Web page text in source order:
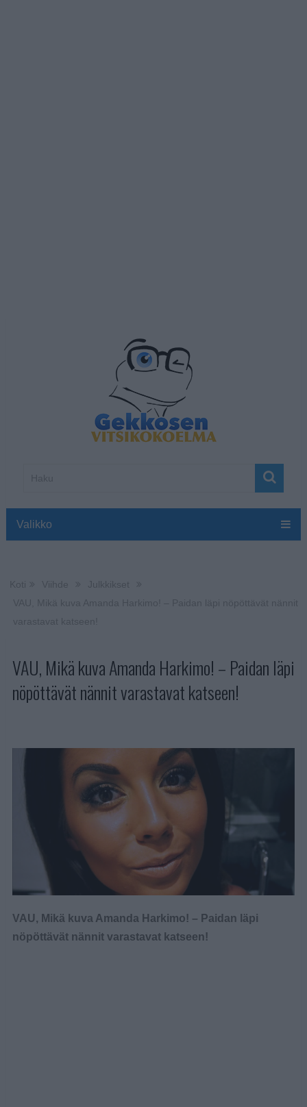
Valikko
VAU, Mikä kuva Amanda Harkimo! – Paidan läpi
nöpöttävät nännit varastavat katseen!
VAU, Mikä kuva Amanda Harkimo! – Paidan läpi
nöpöttävät nännit varastavat katseen!